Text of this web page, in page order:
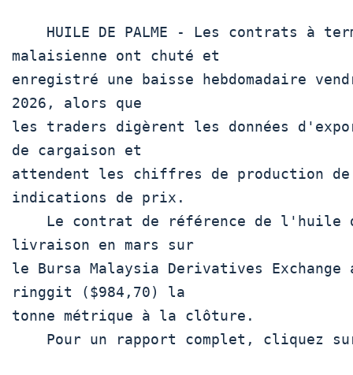
malaisienne ont chuté et
enregistré une baisse hebdomadaire
2026, alors que
les traders digèrent les données
de cargaison et
attendent les chiffres de production de
indications de prix.
livraison en mars sur
le Bursa Malaysia Derivatives Exchange
ringgit ($984,70) la
tonne métrique à la clôture.